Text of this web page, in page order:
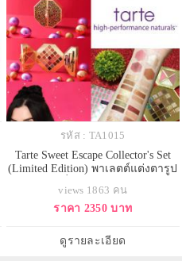
รหัส : TA1015
Tarte Sweet Escape Collector's Set
(Limited Edition) พาเลตต์แต่งตารูป
โดว์ชิมเมอร์โทนสีหวานๆ ถึง 25 เฉด
สี บลัช 2 สี บรอนเซอร์ 1 สี ไฮไลท์ 1
ครบจบจริงในพาเลตเดียวสีสวยทั้ง
บลัชออนและอ
views 1863 คน
ราคา 2350 บาท
ดูรายละเอียด